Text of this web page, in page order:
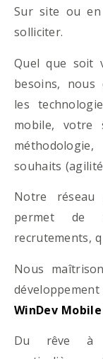
Sur site ou en
solliciter.
Quel que soit
besoins, nous
les
mobile, votre
souhaits
Notre réseau
permet de
recrutements,
Nous
développement
WinDev Mobile
Du rêve à